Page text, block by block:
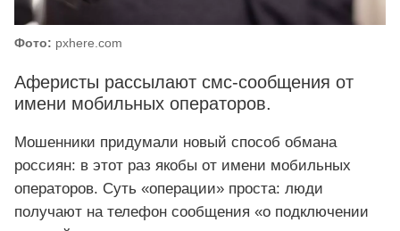
Фото: pxhere.com
Аферисты рассылают смс-сообщения от
имени мобильных операторов.
Мошенники придумали новый способ обмана
россиян: в этот раз якобы от имени мобильных
операторов. Суть «операции» проста: люди
получают на телефон сообщения «о подключении